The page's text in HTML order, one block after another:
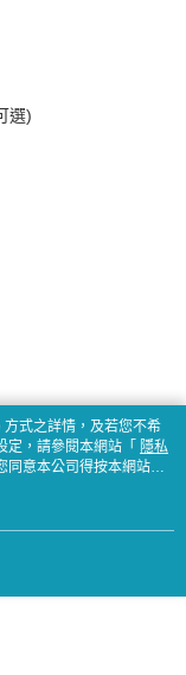
選)
式之詳情，及若您不希
定，請參閱本網站「 隱私
同意本公司得按本網站使